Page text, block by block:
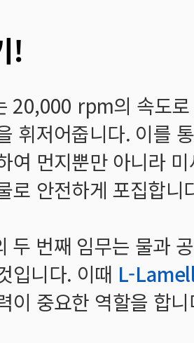
!
20,000 rpm의 속도
휘저어줍니다. 이를
여 먼지뿐만 아니라
로 안전하게 포집합니
두 번째 임무는 물과
입니다. 이때 L-
이 중요한 역할을 합